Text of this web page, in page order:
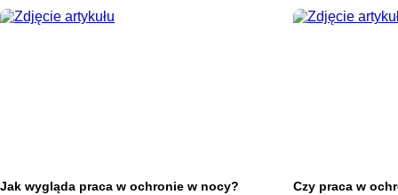
Wykorzystaj szansę na szybki rozwój w branży.
Jak wygląda praca w ochronie w nocy?
Czy praca w